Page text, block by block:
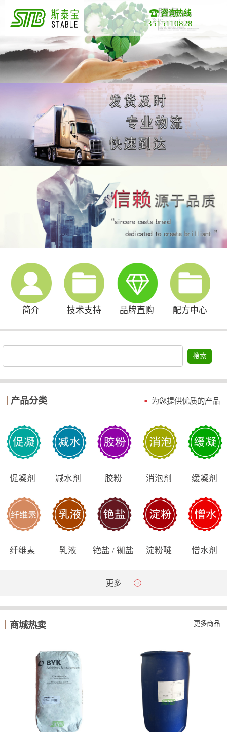
咨询热线
13515110828
简介 技术支持 品牌直购 配方中心
搜索
产品分类 为您提供优质的产品
促凝剂 减水剂 胶粉 消泡剂 缓凝剂
纤维素 乳液 铯盐 / 铷盐 淀粉醚 憎水剂
更多
商城热卖 更多商品